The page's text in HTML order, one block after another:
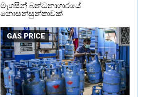
මැගසින් බන්ධනාගාරයේ
නොසන්සුන්තාවක්
GAS PRICE